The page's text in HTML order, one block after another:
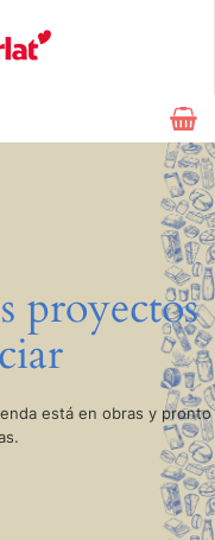
proyectos
está en obras y pronto